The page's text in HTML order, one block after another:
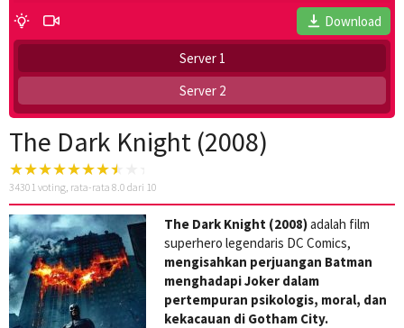
Download
Server 1
Server 2
The Dark Knight (2008)
34301 voting, rata-rata 8.0 dari 10
The Dark Knight (2008)adalah film
superhero legendaris DC Comics,
mengisahkan perjuangan Batman
menghadapi Joker dalam
pertempuran psikologis, moral, dan
kekacauan di Gotham City.